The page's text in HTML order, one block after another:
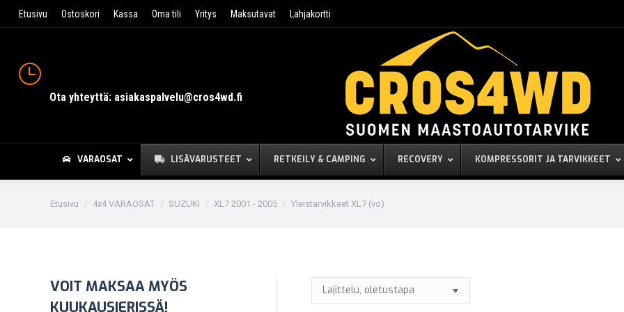
Etusivu Ostoskori Kassa Oma tili Yritys Maksutavat Lahjakortti
Ota yhteyttä: asiakaspalvelu@cros4wd.fi
VARAOSAT LISÄVARUSTEET RETKEILY & CAMPING RECOVERY KOMPRESSORIT JA TARVIKKEET
You are here:
Etusivu 4x4 VARAOSAT SUZUKI XL7 2001 - 2005 Yleistarvikkeet XL7 (vo)
VOIT MAKSAA MYÖS
KUUKAUSIERISSÄ!